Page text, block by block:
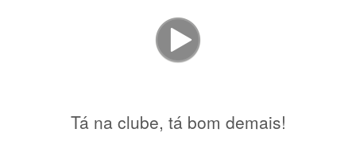
Tá na clube, tá bom demais!